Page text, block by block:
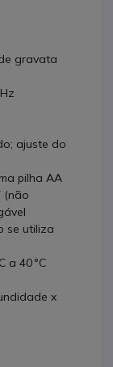
gravata
ajuste do
pilha AA
(não
se utiliza
a 40 °C
x